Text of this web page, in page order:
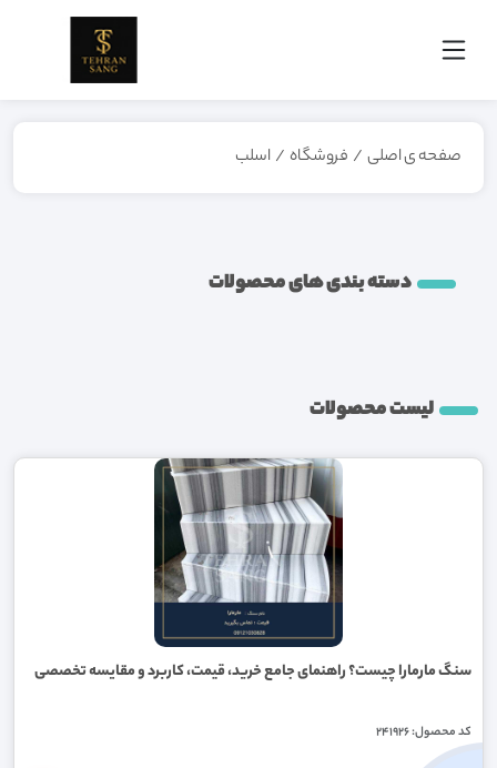
صفحه ی اصلی / فروشگاه / اسلب
دسته بندی های محصولات
لیست محصولات
سنگ مارمارا چیست؟ راهنمای جامع خرید، قیمت، کاربرد و مقایسه تخصصی
کد محصول: 241926